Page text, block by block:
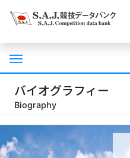
バイオグラフィー
Biography